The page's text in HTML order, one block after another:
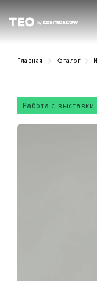
Главная Каталог
Работа с выставки